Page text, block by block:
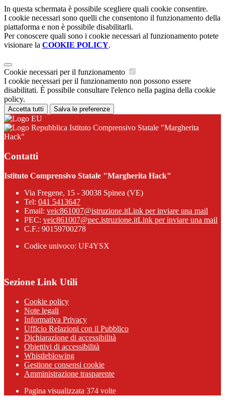
In questa schermata è possibile scegliere quali cookie consentire.
I cookie necessari sono quelli che consentono il funzionamento della
piattaforma e non è possibile disabilitarli.
Per conoscere quali sono i cookie necessari al funzionamento potete
visionare la COOKIE POLICY.
Cookie necessari per il funzionamento
I cookie necessari per il funzionamento non possono essere
disabilitati. È possibile consultare l'elenco nella pagina della cookie
policy.
Accetta tutti Salva le preferenze
Istituto Comprensivo Statale "Margherita
Hack"
Contatti
Istituto Comprensivo Statale "Margherita Hack"
Via Fregene, 15 - 30038 Spinea (VE)
Tel: 041 5413647
Email: veic861007@istruzione.itLink per inviare una mail
PEC: veic861007@pec.istruzione.itLink per inviare una mail
C.F.: 90159700278
Codice univoco: UF4YSX
Sezione Link Utili
Cookie policy
Note legali
Informativa Privacy
Ufficio Relazioni con il Pubblico
Dichiarazione di accessibilità
Obiettivi di accessibilità
Whistleblowing
Gestione consensi cookie
Amministrazione trasparente
Pagina visualizzata 374 volte